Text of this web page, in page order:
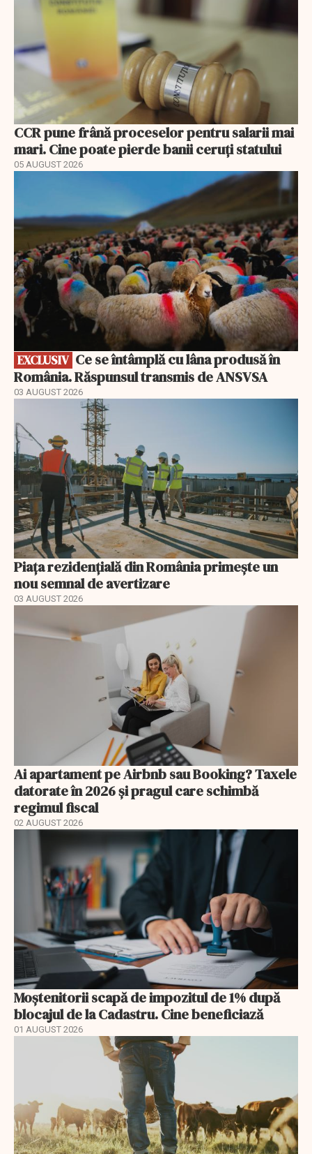
CCR pune frână proceselor pentru salarii mai
mari. Cine poate pierde banii ceruți statului
05 AUGUST 2026
EXCLUSIV
România. Răspunsul transmis de ANSVSA
03 AUGUST 2026
Piața rezidențială din România primește un
nou semnal de avertizare
03 AUGUST 2026
Ai apartament pe Airbnb sau Booking? Taxele
datorate în 2026 și pragul care schimbă
regimul fiscal
02 AUGUST 2026
Moștenitorii scapă de impozitul de 1% după
blocajul de la Cadastru. Cine beneficiază
01 AUGUST 2026